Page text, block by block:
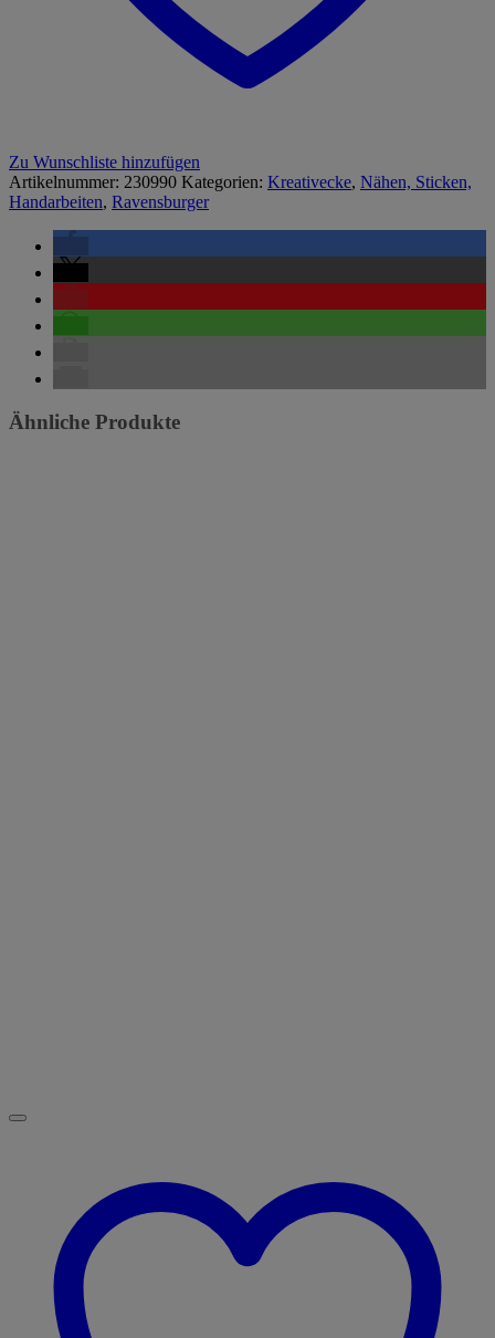
Zu Wunschliste hinzufügen
Artikelnummer: 230990 Kategorien: Kreativecke, Nähen, Sticken,
Handarbeiten, Ravensburger
Ähnliche Produkte